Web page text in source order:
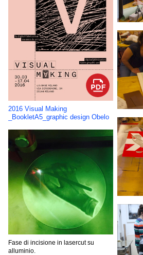
2016 Visual Making
_BookletA5_graphic design Obelo
Fase di incisione in lasercut su
alluminio.